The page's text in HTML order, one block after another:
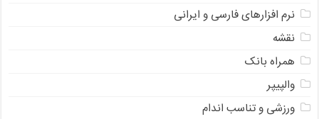
نرم افزارهای فارسی و ایرانی
نقشه
همراه بانک
والپیپر
ورزشی و تناسب اندام